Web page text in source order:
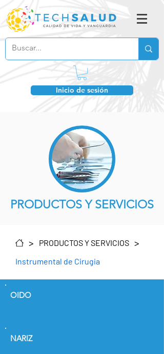
Inicio de sesión
PRODUCTOS Y SERVICIOS
> PRODUCTOS Y SERVICIOS >
Instrumental de Cirugia
OIDO
NARIZ